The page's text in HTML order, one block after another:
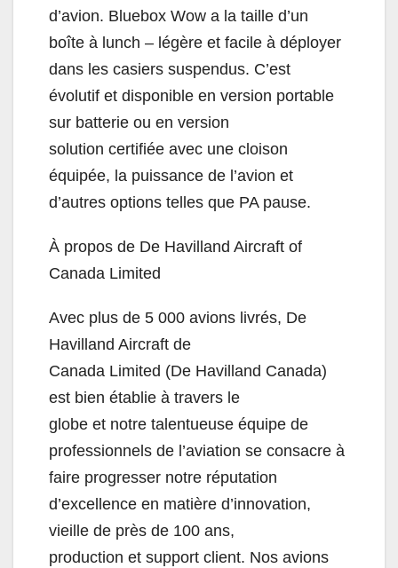
d’avion. Bluebox Wow a la taille d’un
boîte à lunch – légère et facile à déployer
dans les casiers suspendus. C’est
évolutif et disponible en version portable
sur batterie ou en version
solution certifiée avec une cloison
équipée, la puissance de l’avion et
d’autres options telles que PA pause.
À propos de De Havilland Aircraft of
Canada Limited
Avec plus de 5 000 avions livrés, De
Havilland Aircraft de
Canada Limited (De Havilland Canada)
est bien établie à travers le
globe et notre talentueuse équipe de
professionnels de l’aviation se consacre à
faire progresser notre réputation
d’excellence en matière d’innovation,
vieille de près de 100 ans,
production et support client. Nos avions